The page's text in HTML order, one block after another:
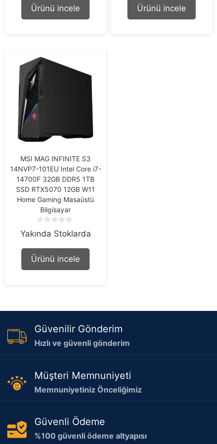
o
f
Ürünü incele
o
f
Ürünü incele
MSI MAG INFINITE S3
14NVP7-101EU Intel Core i7-
14700F 32GB DDR5 1TB
SSD RTX5070 12GB W11
Home Gaming Masaüstü
Bilgisayar
o
o
f
Yakında Stoklarda
Ürünü incele
Güvenilir Gönderim
Hızlı ve güvenli gönderim
Müşteri Memnuniyeti
Memnuniyetiniz Önceliğimiz
Güvenli Ödeme
%100 güvenli ödeme altyapısı